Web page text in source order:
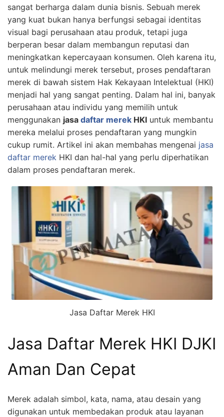
sangat berharga dalam dunia bisnis. Sebuah merek
yang kuat bukan hanya berfungsi sebagai identitas
visual bagi perusahaan atau produk, tetapi juga
berperan besar dalam membangun reputasi dan
meningkatkan kepercayaan konsumen. Oleh karena itu,
untuk melindungi merek tersebut, proses pendaftaran
merek di bawah sistem Hak Kekayaan Intelektual (HKI)
menjadi hal yang sangat penting. Dalam hal ini, banyak
perusahaan atau individu yang memilih untuk
menggunakan jasa daftar merek HKI untuk membantu
mereka melalui proses pendaftaran yang mungkin
cukup rumit. Artikel ini akan membahas mengenai jasa
daftar merek HKI dan hal-hal yang perlu diperhatikan
dalam proses pendaftaran merek.
Jasa Daftar Merek HKI
Jasa Daftar Merek HKI DJKI
Aman Dan Cepat
Merek adalah simbol, kata, nama, atau desain yang
digunakan untuk membedakan produk atau layanan